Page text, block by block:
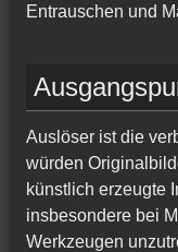
Entrauschen und
Auslöser ist die
würden
künstlich erzeugte
insbesondere bei
Werkzeugen